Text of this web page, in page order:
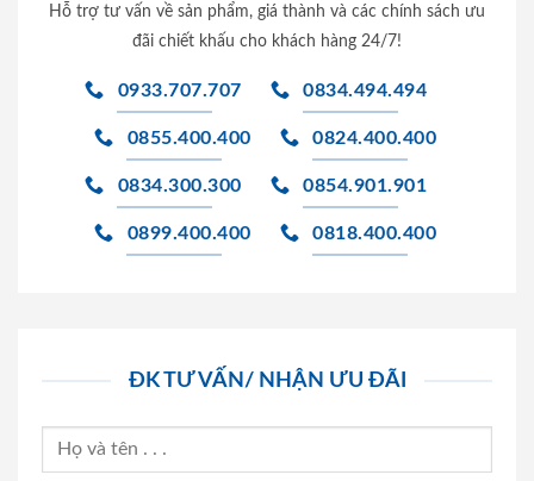
Hỗ trợ tư vấn về sản phẩm, giá thành và các chính sách ưu
đãi chiết khấu cho khách hàng 24/7!
0933.707.707 0834.494.494
0855.400.400 0824.400.400
0834.300.300 0854.901.901
0899.400.400 0818.400.400
ĐK TƯ VẤN/ NHẬN ƯU ĐÃI